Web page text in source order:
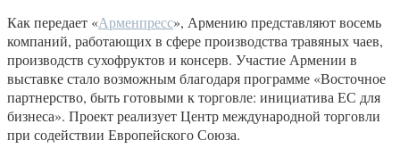
Как передает «Арменпресс», Армению представляют восемь
компаний, работающих в сфере производства травяных чаев,
производств сухофруктов и консерв. Участие Армении в
выставке стало возможным благодаря программе «Восточное
партнерство, быть готовыми к торговле: инициатива ЕС для
бизнеса». Проект реализует Центр международной торговли
при содействии Европейского Союза.